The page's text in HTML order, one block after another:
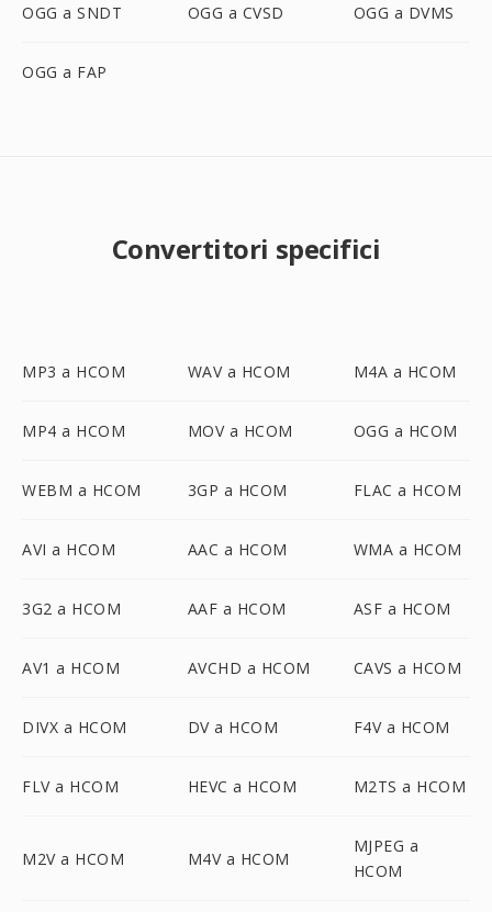
OGG a SNDT OGG a CVSD OGG a DVMS
OGG a FAP
Convertitori specifici
MP3 a HCOM WAV a HCOM M4A a HCOM
MP4 a HCOM MOV a HCOM OGG a HCOM
WEBM a HCOM 3GP a HCOM FLAC a HCOM
AVI a HCOM AAC a HCOM WMA a HCOM
3G2 a HCOM AAF a HCOM ASF a HCOM
AV1 a HCOM AVCHD a HCOM CAVS a HCOM
DIVX a HCOM DV a HCOM F4V a HCOM
FLV a HCOM HEVC a HCOM M2TS a HCOM
M2V a HCOM M4V a HCOM
MJPEG a
HCOM